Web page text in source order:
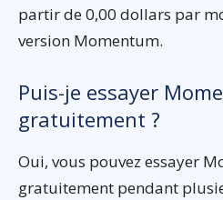
partir de 0,00 dollars par
version Momentum.
Puis-je essayer
gratuitement ?
Oui, vous pouvez essayer
gratuitement pendant